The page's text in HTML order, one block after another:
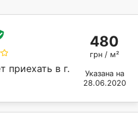
приехать в г.
480
грн / м²
Указана на
28.06.2020